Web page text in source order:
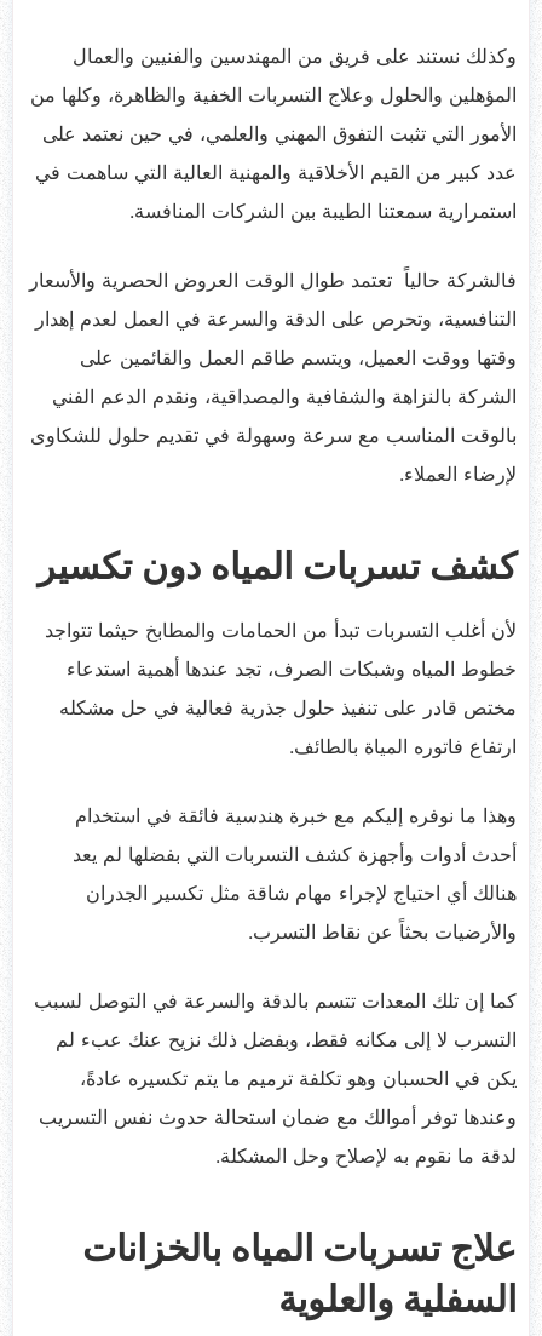
وكذلك نستند على فريق من المهندسين والفنيين والعمال
المؤهلين والحلول وعلاج التسربات الخفية والظاهرة، وكلها من
الأمور التي تثبت التفوق المهني والعلمي، في حين نعتمد على
عدد كبير من القيم الأخلاقية والمهنية العالية التي ساهمت في
استمرارية سمعتنا الطيبة بين الشركات المنافسة.
فالشركة حالياً تعتمد طوال الوقت العروض الحصرية والأسعار
التنافسية، وتحرص على الدقة والسرعة في العمل لعدم إهدار
وقتها ووقت العميل، ويتسم طاقم العمل والقائمين على
الشركة بالنزاهة والشفافية والمصداقية، ونقدم الدعم الفني
بالوقت المناسب مع سرعة وسهولة في تقديم حلول للشكاوى
لإرضاء العملاء.
كشف تسربات المياه دون تكسير
لأن أغلب التسربات تبدأ من الحمامات والمطابخ حيثما تتواجد
خطوط المياه وشبكات الصرف، تجد عندها أهمية استدعاء
مختص قادر على تنفيذ حلول جذرية فعالية في حل مشكله
ارتفاع فاتوره المياة بالطائف.
وهذا ما نوفره إليكم مع خبرة هندسية فائقة في استخدام
أحدث أدوات وأجهزة كشف التسربات التي بفضلها لم يعد
هنالك أي احتياج لإجراء مهام شاقة مثل تكسير الجدران
والأرضيات بحثاً عن نقاط التسرب.
كما إن تلك المعدات تتسم بالدقة والسرعة في التوصل لسبب
التسرب لا إلى مكانه فقط، وبفضل ذلك نزيح عنك عبء لم
يكن في الحسبان وهو تكلفة ترميم ما يتم تكسيره عادةً،
وعندها توفر أموالك مع ضمان استحالة حدوث نفس التسريب
لدقة ما نقوم به لإصلاح وحل المشكلة.
علاج تسربات المياه بالخزانات
السفلية والعلوية